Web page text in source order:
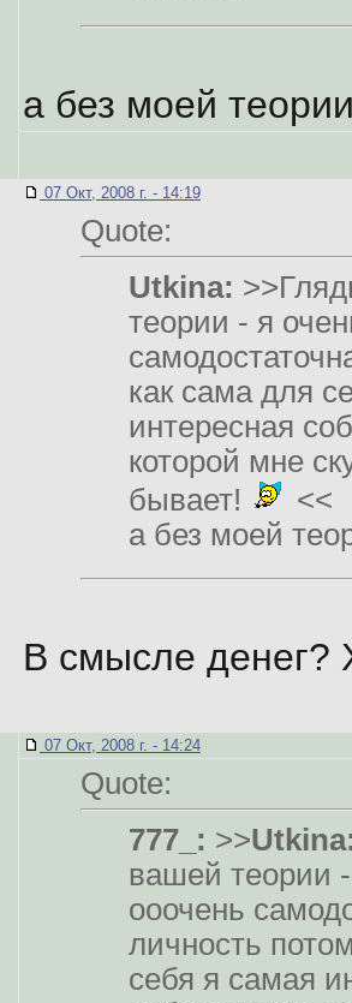
а без моей
07 Окт, 2008 г. - 14:19
Quote:
Utkina:
теории - я
как сама для
интересная
которой мне
бывает!
<<
а без моей
В смысле денег?
07 Окт, 2008 г. - 14:24
Quote:
777_: >>
вашей теории
ооочень
личность
себя я самая